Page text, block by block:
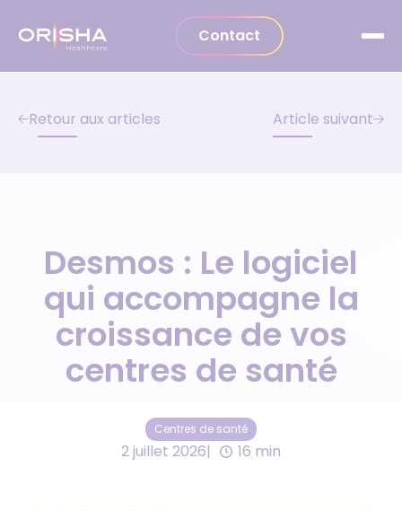
Contact
Retour aux articles Article suivant
Desmos : Le logiciel
qui accompagne la
croissance de vos
centres de santé
Centres de santé
2 juillet 2026 16 min